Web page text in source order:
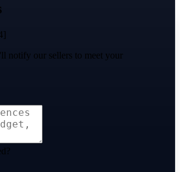
notify our sellers to meet your